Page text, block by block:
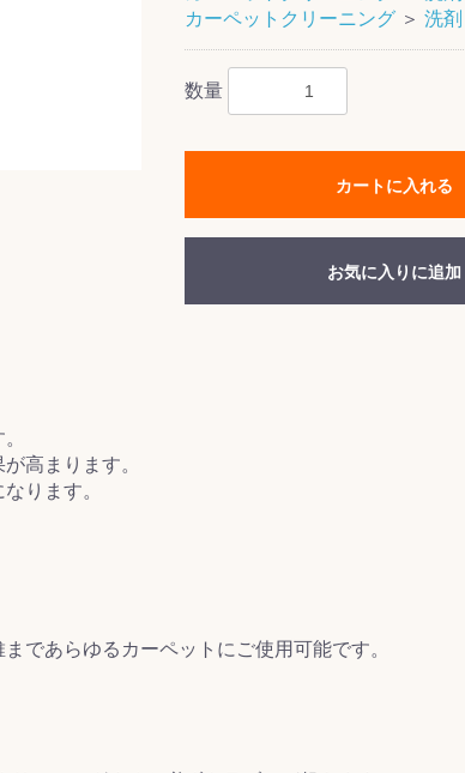
カーペットクリーニング ＞ 洗剤
数量
カートに入れる
お気に入りに追加
高まります。
ります。
あらゆるカーペットにご使用可能です。